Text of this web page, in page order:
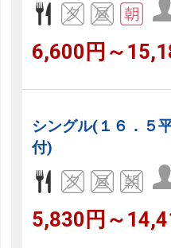
6,600円～
シングル(１６．５
付)
5,830円～